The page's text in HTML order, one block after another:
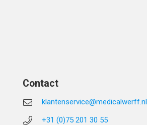
Contact
klantenservice@medicalwerff.nl
+31 (0)75 201 30 55